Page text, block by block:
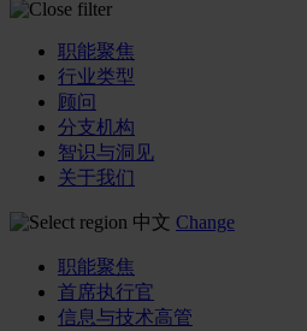
职能聚焦
行业类型
顾问
分支机构
智识与洞见
关于我们
中文 Change
职能聚焦
首席执行官
信息与技术高管